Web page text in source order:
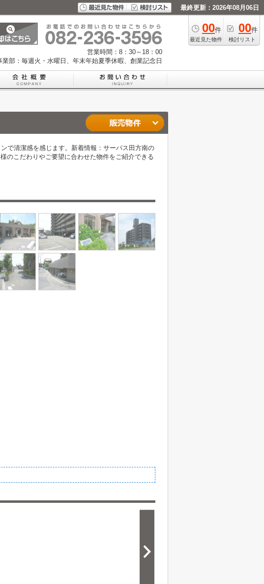
最終更新：2026年08月06日
00件
最近見た物件
00件
検討リスト
営業時間：8：30～18：00
業部：毎週火・水曜日、年末年始夏季休暇、創業記念日
で清潔感を感じます。新着情報：サーパス田方南の
のこだわりやご要望に合わせた物件をご紹介できる